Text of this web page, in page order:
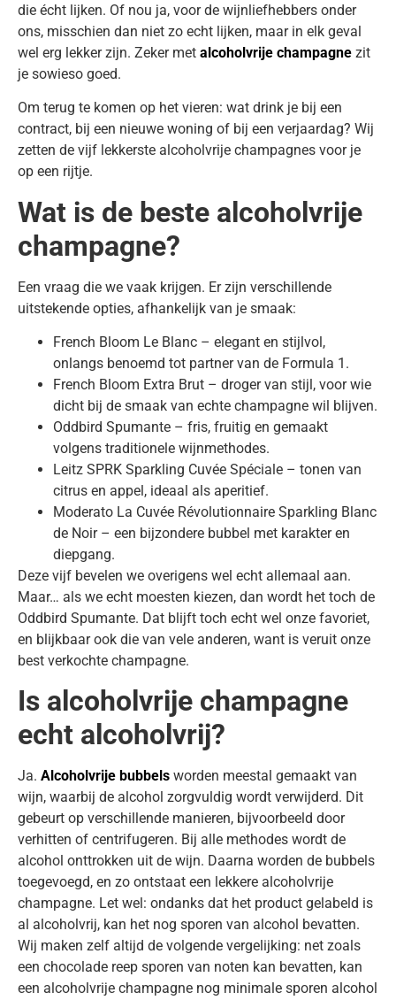
die écht lijken. Of nou ja, voor de wijnliefhebbers onder
ons, misschien dan niet zo echt lijken, maar in elk geval
wel erg lekker zijn. Zeker met alcoholvrije champagne zit
je sowieso goed.
Om terug te komen op het vieren: wat drink je bij een
contract, bij een nieuwe woning of bij een verjaardag? Wij
zetten de vijf lekkerste alcoholvrije champagnes voor je
op een rijtje.
Wat is de beste alcoholvrije
champagne?
Een vraag die we vaak krijgen. Er zijn verschillende
uitstekende opties, afhankelijk van je smaak:
French Bloom Le Blanc – elegant en stijlvol,
onlangs benoemd tot partner van de Formula 1.
French Bloom Extra Brut – droger van stijl, voor wie
dicht bij de smaak van echte champagne wil blijven.
Oddbird Spumante – fris, fruitig en gemaakt
volgens traditionele wijnmethodes.
Leitz SPRK Sparkling Cuvée Spéciale – tonen van
citrus en appel, ideaal als aperitief.
Moderato La Cuvée Révolutionnaire Sparkling Blanc
de Noir – een bijzondere bubbel met karakter en
diepgang.
Deze vijf bevelen we overigens wel echt allemaal aan.
Maar… als we echt moesten kiezen, dan wordt het toch de
Oddbird Spumante. Dat blijft toch echt wel onze favoriet,
en blijkbaar ook die van vele anderen, want is veruit onze
best verkochte champagne.
Is alcoholvrije champagne
echt alcoholvrij?
Ja. Alcoholvrije bubbels worden meestal gemaakt van
wijn, waarbij de alcohol zorgvuldig wordt verwijderd. Dit
gebeurt op verschillende manieren, bijvoorbeeld door
verhitten of centrifugeren. Bij alle methodes wordt de
alcohol onttrokken uit de wijn. Daarna worden de bubbels
toegevoegd, en zo ontstaat een lekkere alcoholvrije
champagne. Let wel: ondanks dat het product gelabeld is
al alcoholvrij, kan het nog sporen van alcohol bevatten.
Wij maken zelf altijd de volgende vergelijking: net zoals
een chocolade reep sporen van noten kan bevatten, kan
een alcoholvrije champagne nog minimale sporen alcohol